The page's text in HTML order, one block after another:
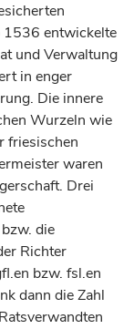
1536 entwickelte
und Verwaltung
in enger
Die innere
Wurzeln wie
friesischen
waren
Drei
die
Richter
bzw. fsl.en
dann die Zahl